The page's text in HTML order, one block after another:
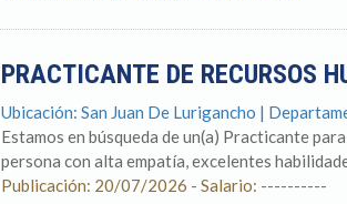
PRACTICANTE DE RECURSOS
Ubicación: San Juan De Lurigancho |
Estamos en búsqueda de un(a) Practicante
persona con alta empatía, excelentes
Publicación: 20/07/2026 - Salario: ----------